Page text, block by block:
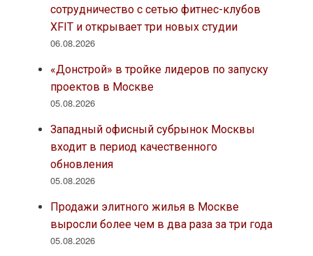
сотрудничество с сетью фитнес-клубов
XFIT и открывает три новых студии
06.08.2026
«Донстрой» в тройке лидеров по запуску
проектов в Москве
05.08.2026
Западный офисный субрынок Москвы
входит в период качественного
обновления
05.08.2026
Продажи элитного жилья в Москве
выросли более чем в два раза за три года
05.08.2026